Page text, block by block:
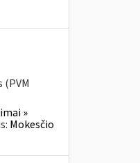
»
Mokesčio